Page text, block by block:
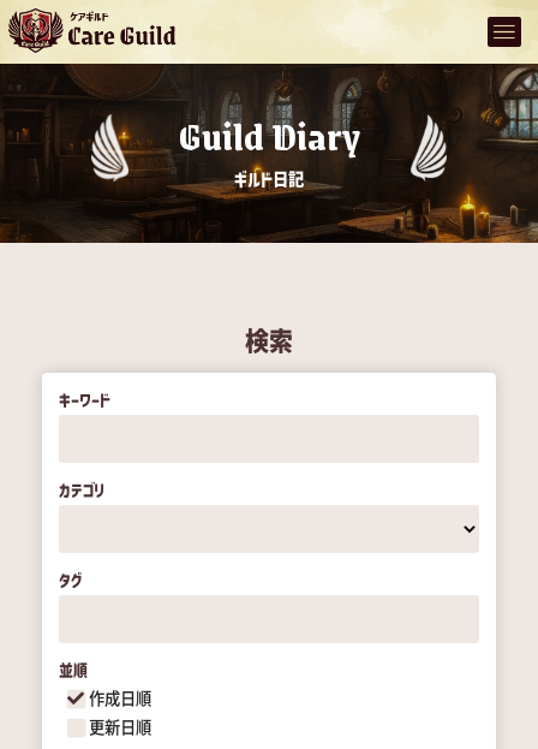
Guild Diary
ギルド日記
検索
キーワード
カテゴリ
タグ
並順
作成日順
更新日順